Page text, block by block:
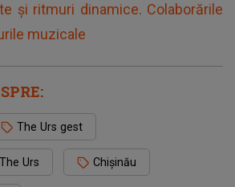
și ritmuri dinamice. Colaborările
muzicale
The Urs gest
Urs Chișinău